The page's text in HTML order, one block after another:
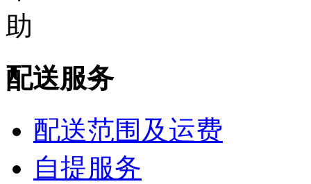
配送服务
配送范围及运费
自提服务